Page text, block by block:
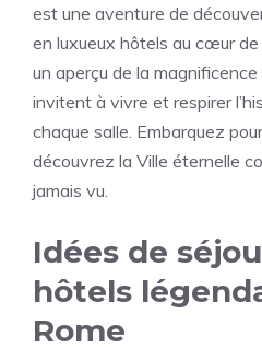
est une aventure de
en luxueux hôtels au cœur
un aperçu de la
invitent à vivre et respirer
chaque salle. Embarquez
découvrez la Ville éternelle
jamais vu.
Idées de
hôtels
Rome